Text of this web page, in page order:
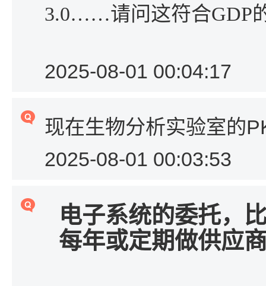
3.0……请问这符合GDP
2025-08-01 00:04:17
现在生物分析实验室的
2025-08-01 00:03:53
电子系统的委托，
每年或定期做供应